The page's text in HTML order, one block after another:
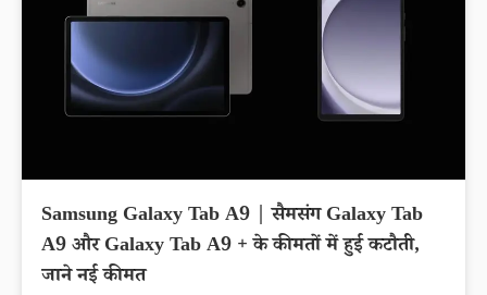
Samsung Galaxy Tab A9 | सैमसंग Galaxy Tab
A9 और Galaxy Tab A9 + के कीमतों में हुई कटौती,
जाने नई कीमत